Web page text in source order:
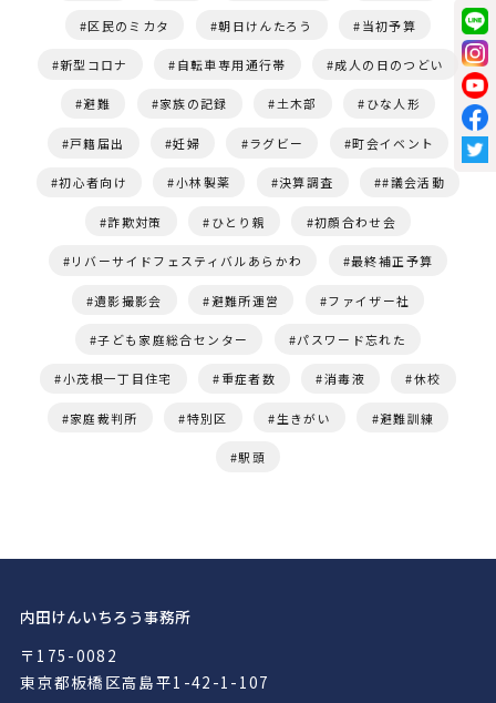
区民のミカタ 朝日けんたろう 当初予算
新型コロナ 自転車専用通行帯 成人の日のつどい
避難 家族の記録 土木部 ひな人形
戸籍届出 妊婦 ラグビー 町会イベント
初心者向け 小林製薬 決算調査 #議会活動
詐欺対策 ひとり親 初顔合わせ会
リバーサイドフェスティバルあらかわ 最終補正予算
遺影撮影会 避難所運営 ファイザー社
子ども家庭総合センター パスワード忘れた
小茂根一丁目住宅 重症者数 消毒液 休校
家庭裁判所 特別区 生きがい 避難訓練
駅頭
内田けんいちろう事務所
〒175-0082
東京都板橋区高島平1-42-1-107